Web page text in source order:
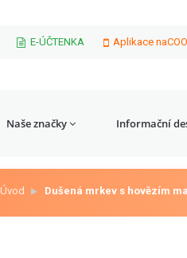
E-ÚČTENKA Aplikace
Naše značky Informační
Úvod Dušená mrkev s hovězím